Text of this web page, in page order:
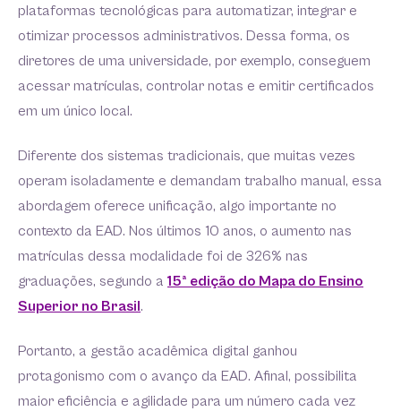
plataformas tecnológicas para automatizar, integrar e
otimizar processos administrativos. Dessa forma, os
diretores de uma universidade, por exemplo, conseguem
acessar matrículas, controlar notas e emitir certificados
em um único local.
Diferente dos sistemas tradicionais, que muitas vezes
operam isoladamente e demandam trabalho manual, essa
abordagem oferece unificação, algo importante no
contexto da EAD. Nos últimos 10 anos, o aumento nas
matrículas dessa modalidade foi de 326% nas
graduações, segundo a 15ª edição do Mapa do Ensino
Superior no Brasil.
Portanto, a gestão acadêmica digital ganhou
protagonismo com o avanço da EAD. Afinal, possibilita
maior eficiência e agilidade para um número cada vez